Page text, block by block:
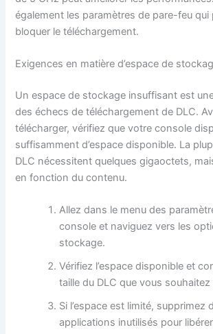
également les paramètres de pare-feu qui
bloquer le téléchargement.
Exigences en matière d’espace de
Un espace de stockage insuffisant est
des échecs de téléchargement de DLC.
télécharger, vérifiez que votre console
suffisamment d’espace disponible. La
DLC nécessitent quelques gigaoctets,
en fonction du contenu.
Allez dans le menu des
console et naviguez vers les
stockage.
Vérifiez l’espace disponible et
taille du DLC que vous souhaitez
Si l’espace est limité, supprimez
applications inutilisés pour